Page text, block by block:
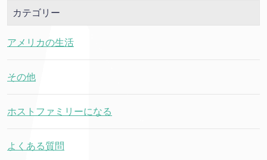
カテゴリー
アメリカの生活
その他
ホストファミリーになる
よくある質問